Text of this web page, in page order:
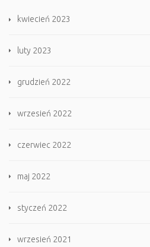
kwiecień 2023
luty 2023
grudzień 2022
wrzesień 2022
czerwiec 2022
maj 2022
styczeń 2022
wrzesień 2021